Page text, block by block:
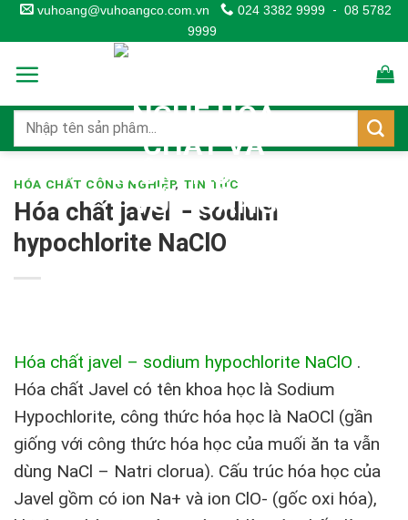
Skip
to
content
vuhoang@vuhoangco.com.vn 024 3382 9999 - 08 5782
9999
HÓA CHẤT CÔNG NGHIỆP, TIN TỨC
Hóa chất javel – sodium
hypochlorite NaClO
Hóa chất javel – sodium hypochlorite NaClO .
Hóa chất Javel có tên khoa học là Sodium
Hypochlorite, công thức hóa học là NaOCl (gần
giống với công thức hóa học của muối ăn ta vẫn
dùng NaCl – Natri clorua). Cấu trúc hóa học của
Javel gồm có ion Na+ và ion ClO- (gốc oxi hóa),